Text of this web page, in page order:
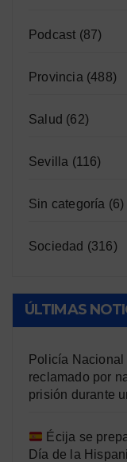
Podcast (87)
Provincia (488)
Salud (62)
Sevilla (116)
Sin categoría (6)
Sociedad (316)
ÚLTIMAS
Policía
reclamado por
prisión durante
Écija se
Día de la